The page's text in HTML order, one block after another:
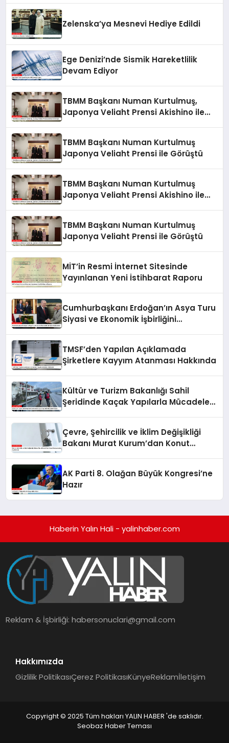
Zelenska’ya Mesnevi Hediye Edildi
Ege Denizi’nde Sismik Hareketlilik
Devam Ediyor
TBMM Başkanı Numan Kurtulmuş,
Japonya Veliaht Prensi Akishino ile
TBMM Başkanı Numan Kurtulmuş
Japonya Veliaht Prensi ile Görüştü
TBMM Başkanı Numan Kurtulmuş
Japonya Veliaht Prensi Akishino ile
TBMM Başkanı Numan Kurtulmuş
Japonya Veliaht Prensi ile Görüştü
MİT’in Resmi İnternet Sitesinde
Yayınlanan Yeni İstihbarat Raporu
Cumhurbaşkanı Erdoğan’ın Asya Turu
Siyasi ve Ekonomik İşbirliğini
TMSF’den Yapılan Açıklamada
Şirketlere Kayyım Atanması Hakkında
Kültür ve Turizm Bakanlığı Sahil
Şeridinde Kaçak Yapılarla Mücadele
Çevre, Şehircilik ve İklim Değişikliği
Bakanı Murat Kurum’dan Konut
AK Parti 8. Olağan Büyük Kongresi’ne
Hazır
Haberin Yalın Hali - yalinhaber.com
Reklam & İşbirliği:habersonuclari@gmail.com
Hakkımızda
Gizlilik PolitikasıÇerez PolitikasıKünyeReklamİletişim
Copyright © 2025 Tüm hakları YALIN HABER 'de saklıdır.
Seobaz Haber Teması